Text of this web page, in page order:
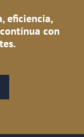
eficiencia,
con